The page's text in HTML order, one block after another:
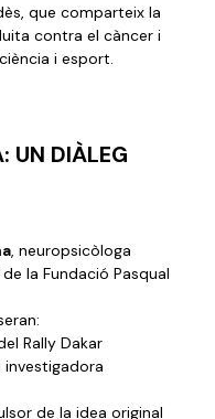
que comparteix la
contra el càncer i
i esport.
UN DIÀLEG
, neuropsicòloga
la Fundació Pasqual
Rally Dakar
de la idea original